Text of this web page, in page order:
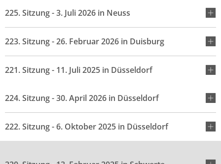
225. Sitzung - 3. Juli 2026 in Neuss
223. Sitzung - 26. Februar 2026 in Duisburg
221. Sitzung - 11. Juli 2025 in Düsseldorf
224. Sitzung - 30. April 2026 in Düsseldorf
222. Sitzung - 6. Oktober 2025 in Düsseldorf